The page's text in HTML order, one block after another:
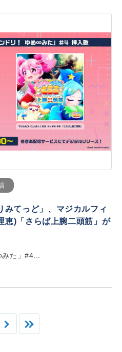
みてっど」、マジカルフィ
)「さらば上腕二頭筋」が
た」#4...